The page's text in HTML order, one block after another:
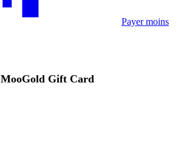
Payer moins
MooGold Gift Card